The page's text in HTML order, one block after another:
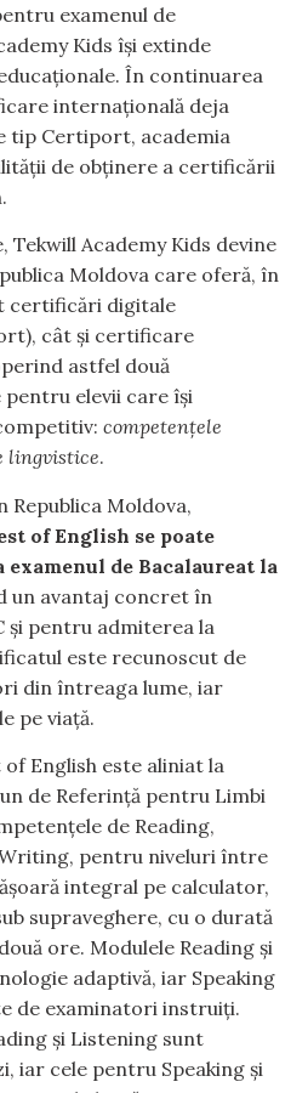
examenul de
Kids își extinde
În continuarea
internațională deja
tip Certiport, academia
de obținere a certificării
Tekwill Academy Kids devine
Moldova care oferă, în
certificări digitale
cât și certificare
astfel două
elevii care își
competențele
lingvistice.
Republica Moldova,
of English se poate
examenul de Bacalaureat la
un avantaj concret în
și pentru admiterea la
este recunoscut de
din întreaga lume, iar
pe viață.
English este aliniat la
de Referință pentru Limbi
de Reading,
pentru niveluri între
integral pe calculator,
supraveghere, cu o durată
ore. Modulele Reading și
adaptivă, iar Speaking
de examinatori instruiți.
și Listening sunt
iar cele pentru Speaking și